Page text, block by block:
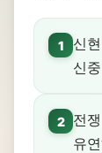
1
신
신
2
전
유